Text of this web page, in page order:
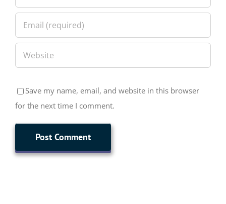
Save my name, email, and website in this browser
for the next time I comment.